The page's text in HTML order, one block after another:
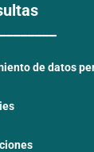
de datos